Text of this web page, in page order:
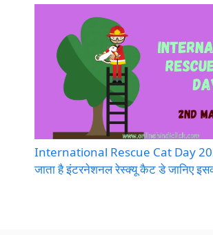
International Rescue Cat Day
जाता है इंटरनेशनल रेस्क्यू कैट डे जानिए